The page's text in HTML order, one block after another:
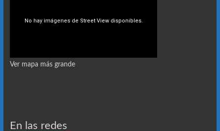
Ver mapa más grande
En las redes